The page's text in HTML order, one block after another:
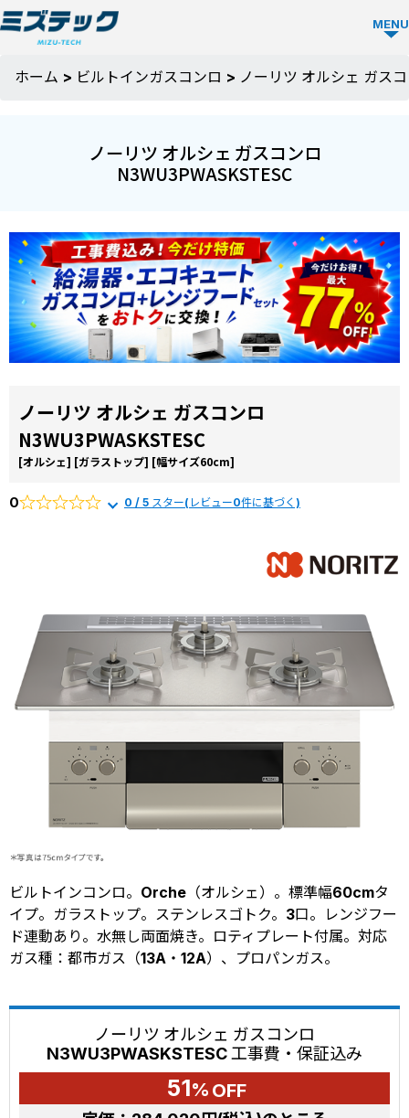
MENU
ビルトイ
ぶ
メーカーか
ら選ぶ
リンナイ
から選ぶ
ら選ぶ
ミズテック
の強み
選ばれる理
由
交換費用
お役立ち
コラム
よくある
ホーム > ビルトインガスコンロ > ノーリツ オルシェ ガス
ノーリツ オルシェ ガスコンロ
N3WU3PWASKSTESC
ノーリツ オルシェ ガスコンロ
N3WU3PWASKSTESC
[オルシェ] [ガラストップ] [幅サイズ60cm]
0 0 / 5 スター(レビュー0件に基づく)
ビルトインコンロ。Orche（オルシェ）。標準幅60cmタ
イプ。ガラストップ。ステンレスゴトク。3口。レンジフー
ド連動あり。水無し両面焼き。ロティプレート付属。対応
ガス種：都市ガス（13A・12A）、プロパンガス。
ノーリツ オルシェ ガスコンロ
N3WU3PWASKSTESC 工事費・保証込み
51% OFF